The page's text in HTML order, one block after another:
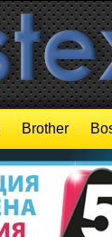
Brother